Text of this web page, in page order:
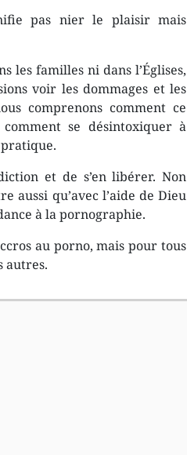
pas nier le plaisir mais
les familles ni dans l’Églises,
voir les dommages et les
comprenons comment ce
se désintoxiquer à
et de s’en libérer. Non
aussi qu’avec l’aide de Dieu
à la pornographie.
au porno, mais pour tous
autres.